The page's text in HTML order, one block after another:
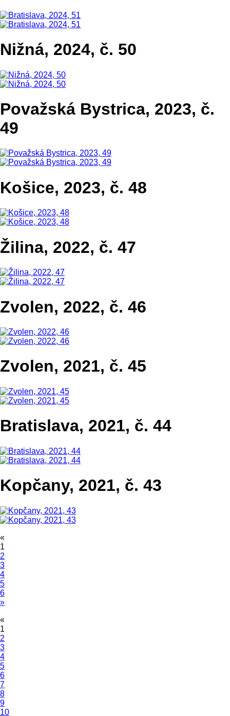
Nižná, 2024, č. 50
Považská Bystrica, 2023, č.
49
Košice, 2023, č. 48
Žilina, 2022, č. 47
Zvolen, 2022, č. 46
Zvolen, 2021, č. 45
Bratislava, 2021, č. 44
Kopčany, 2021, č. 43
«
1
2
3
4
5
6
»
«
1
2
3
4
5
6
7
8
9
10